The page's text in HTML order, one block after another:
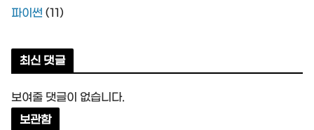
파이썬 (11)
최신 댓글
보여줄 댓글이 없습니다.
보관함